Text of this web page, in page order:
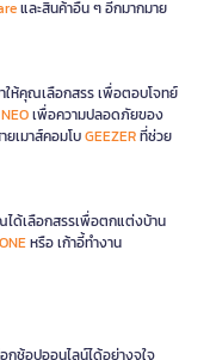
และสินค้าอื่น ๆ อีกมากมาย
ห้คุณเลือกสรร เพื่อตอบโจทย์
NEOเพื่อความปลอดภัยของ
ยเมาส์คอมโบGEEZERที่ช่วย
ด้เลือกสรรเพื่อตกแต่งบ้าน
ONEหรือ เก้าอี้ทำงาน
กช้อปออนไลน์ได้อย่างจุใจ